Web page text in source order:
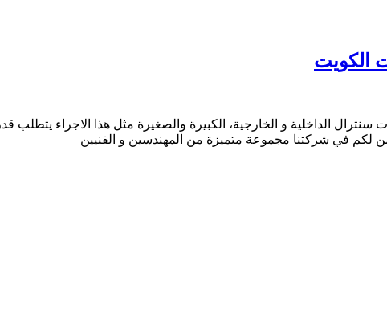
سنترال الداخلية و الخارجية، الكبيرة والصغيرة مثل هذا الاجراء
لكم في شركتنا مجموعة متميزة من المهندسين و الفنيين